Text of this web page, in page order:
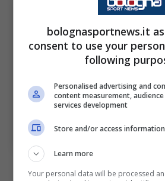
Mihajlo Ilic (ph. bolognafc.it)
lo aveva prelevato
bolognasportnews.it
consent to use your
following
Personalised advertising and
content measurement,
services development
Store and/or access
Learn more
Your personal data will be processed